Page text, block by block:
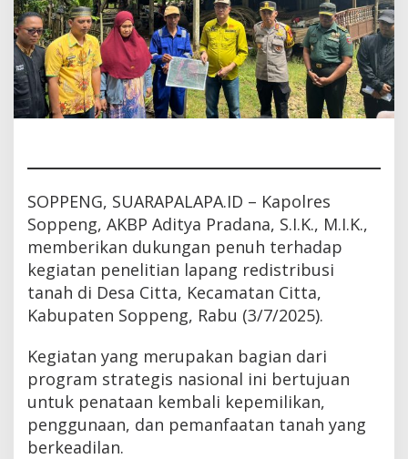
SOPPENG, SUARAPALAPA.ID – Kapolres
Soppeng, AKBP Aditya Pradana, S.I.K., M.I.K.,
memberikan dukungan penuh terhadap
kegiatan penelitian lapang redistribusi
tanah di Desa Citta, Kecamatan Citta,
Kabupaten Soppeng, Rabu (3/7/2025).
Kegiatan yang merupakan bagian dari
program strategis nasional ini bertujuan
untuk penataan kembali kepemilikan,
penggunaan, dan pemanfaatan tanah yang
berkeadilan.